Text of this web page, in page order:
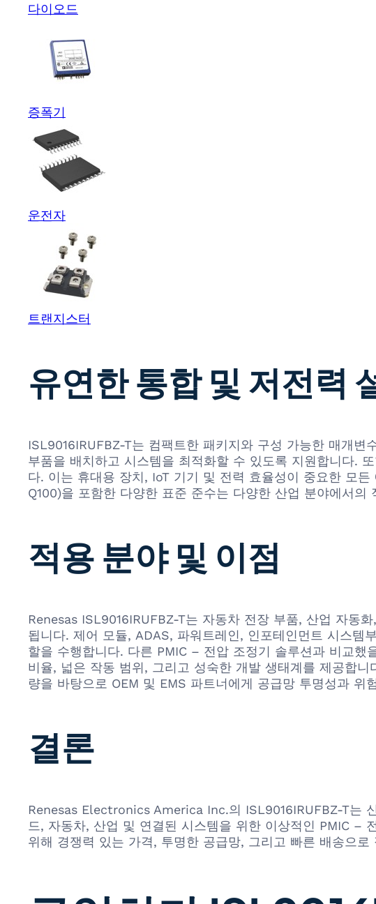
다이오드
증폭기
운전자
트랜지스터
유연한 통합 및 저전력
ISL9016IRUFBZ-T는 컴팩트한 패키지와 구성 가능한 매개
부품을 배치하고 시스템을 최적화할 수 있도록 지원합니다.
다. 이는 휴대용 장치, IoT 기기 및 전력 효율성이 중요한 모
Q100)을 포함한 다양한 표준 준수는 다양한 산업 분야에서의
적용 분야 및 이점
Renesas ISL9016IRUFBZ-T는 자동차 전장 부품, 산업 자동
됩니다. 제어 모듈, ADAS, 파워트레인, 인포테인먼트 시스
할을 수행합니다. 다른 PMIC – 전압 조정기 솔루션과 비교
비율, 넓은 작동 범위, 그리고 성숙한 개발 생태계를 제공합
량을 바탕으로 OEM 및 EMS 파트너에게 공급망 투명성과 위
결론
Renesas Electronics America Inc.의 ISL9016IRUFBZ-T는
드, 자동차, 산업 및 연결된 시스템을 위한 이상적인 PMIC –
위해 경쟁력 있는 가격, 투명한 공급망, 그리고 빠른 배송으